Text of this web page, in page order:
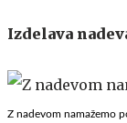
Izdelava
Z nadevom namažemo